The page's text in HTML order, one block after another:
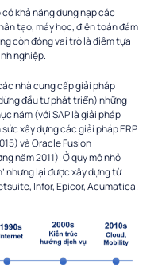
khả năng dung nạp các
tạo, máy học, điện toán đám
còn đóng vai trò là điểm tựa
nghiệp.
nhà cung cấp giải pháp
đầu tư phát triển) những
năm (với SAP là giải pháp
sức xây dựng các giải pháp ERP
và Oracle Fusion
năm 2011). Ở quy mô nhỏ
nhưng lại được xây dựng từ
Infor, Epicor, Acumatica.